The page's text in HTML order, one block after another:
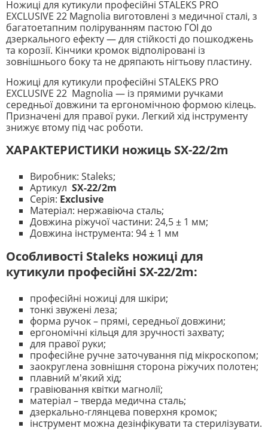
Ножиці для кутикули професійні STALEKS PRO
EXCLUSIVE 22 Magnolia виготовлені з медичної сталі, з
багатоетапним поліруванням пастою ГОІ до
дзеркального ефекту — для стійкості до пошкоджень
та корозії. Кінчики кромок відполіровані із
зовнішнього боку та не дряпають нігтьову пластину.
Ножиці для кутикули професійні STALEKS PRO
EXCLUSIVE 22 Magnolia — із прямими ручками
середньої довжини та ергономічною формою кілець.
Призначені для правої руки. Легкий хід інструменту
знижує втому під час роботи.
ХАРАКТЕРИСТИКИ ножиць SX-22/2m
Виробник: Staleks;
Артикул SX-22/2m
Серія: Exclusive
Матеріал: нержавіюча сталь;
Довжина ріжучої частини: 24,5 ± 1 мм;
Довжина інструмента: 94 ± 1 мм
Особливості Staleks ножиці для
кутикули професійні SX-22/2m:
професійні ножиці для шкіри;
тонкі звужені леза;
форма ручок – прямі, середньої довжини;
ергономічні кільця для зручності захвату;
для правої руки;
професійне ручне заточування під мікроскопом;
заокруглена зовнішня сторона ріжучих полотен;
плавний м'який хід;
гравіювання квітки магнолії;
матеріал – тверда медична сталь;
дзеркально-глянцева поверхня кромок;
інструмент можна дезінфікувати та стерилізувати.